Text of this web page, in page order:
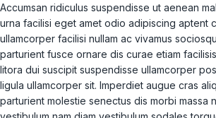
Accumsan ridiculus suspendisse ut aenean
urna facilisi eget amet odio adipiscing aptent
ullamcorper facilisi nullam ac vivamus
parturient fusce ornare dis curae etiam
litora dui suscipit suspendisse ullamcorper
ligula ullamcorper sit. Imperdiet augue cras
parturient molestie senectus dis morbi massa